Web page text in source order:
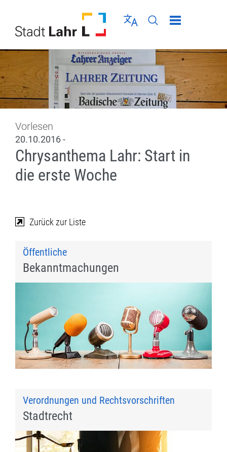
Sprache wählen
Seiten-Suche
Menü schließen
Vorlesen
20.10.2016 -
Chrysanthema Lahr: Start in
die erste Woche
Zurück zur Liste
Öffentliche
Bekanntmachungen
Verordnungen und Rechtsvorschriften
Stadtrecht